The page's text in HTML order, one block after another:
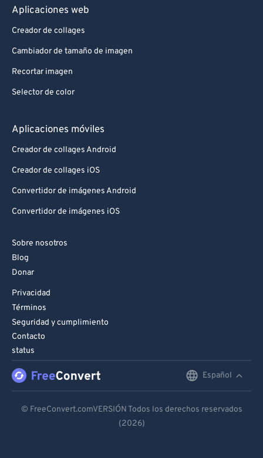
Aplicaciones web
Creador de collages
Cambiador de tamaño de imagen
Recortar imagen
Selector de color
Aplicaciones móviles
Creador de collages Android
Creador de collages iOS
Convertidor de imágenes Android
Convertidor de imágenes iOS
Sobre nosotros
Blog
Donar
Privacidad
Términos
Seguridad y cumplimiento
Contacto
status
Español
Español
© FreeConvert.comVERSIÓN Todos los derechos reservados
(2026)